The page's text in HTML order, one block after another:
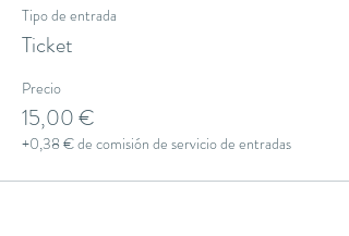
Tipo de entrada
Ticket
Precio
15,00 €
+0,38 € de comisión de servicio de entradas